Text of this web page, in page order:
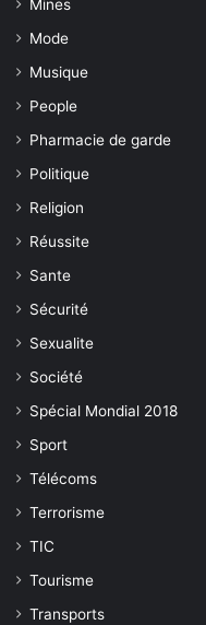
Mines
Mode
Musique
People
Pharmacie de garde
Politique
Religion
Réussite
Sante
Sécurité
Sexualite
Société
Spécial Mondial 2018
Sport
Télécoms
Terrorisme
TIC
Tourisme
Transports